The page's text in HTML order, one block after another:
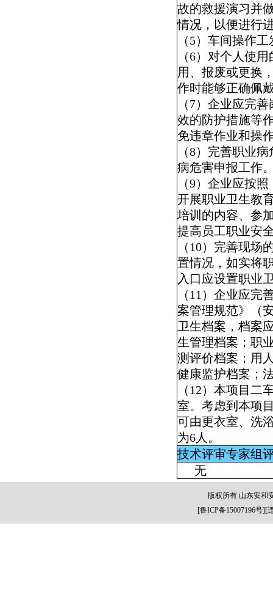
故的救援演习并
情况，以便进行
（5）车间操作
（6）对个人使
用、报废或更换
作时能够正确佩
（7）企业应完
效的防护措施等
免违章作业和操
（8）完善职业
病危害申报工作
（9）企业应按
开展职业卫生教
培训的内容、参
提高员工职业安
（10）完善现场
置情况，如实将
入口应设置职业
（11 ）企业应完
案管理规范》（
卫生档案，档案
生管理档案；职
测评价档案；用
健康监护档案；
（12）本项目二
室。考虑到本项
可由更衣室、洗
为6人。
技术评审专家组
无
版权所有 山东安和
[鲁ICP备15007196号][